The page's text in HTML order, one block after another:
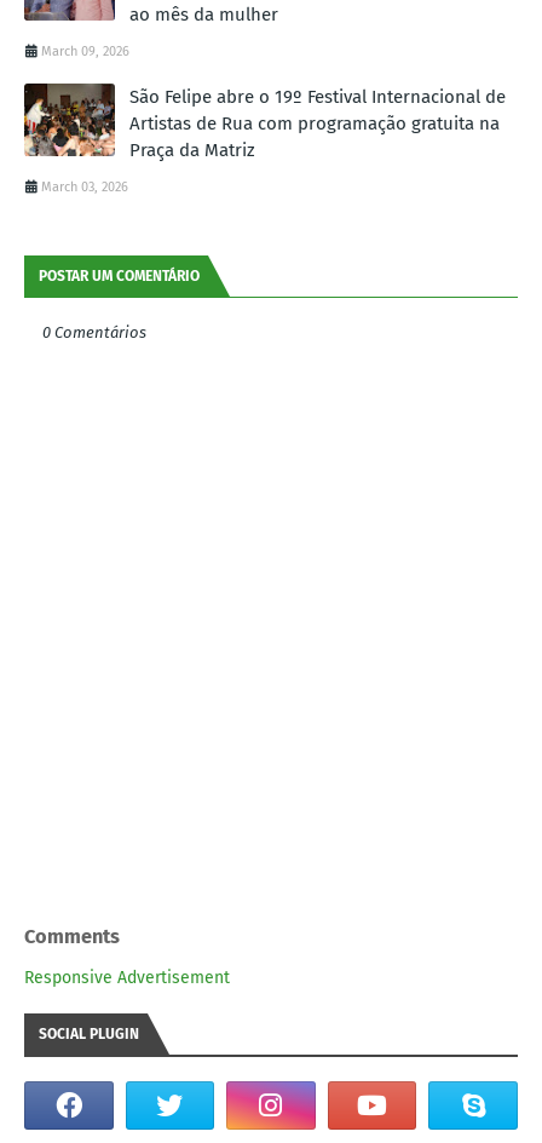
ao mês da mulher
March 09, 2026
São Felipe abre o 19º Festival Internacional de
Artistas de Rua com programação gratuita na
Praça da Matriz
March 03, 2026
POSTAR UM COMENTÁRIO
0 Comentários
Comments
Responsive Advertisement
SOCIAL PLUGIN